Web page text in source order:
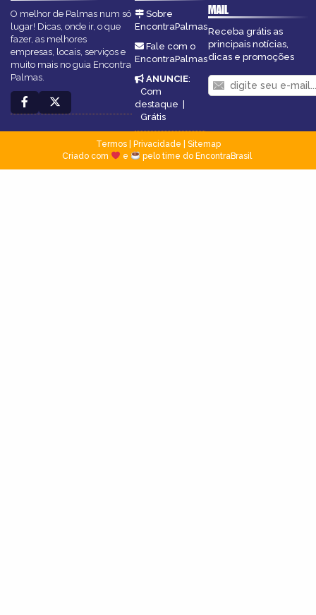
O melhor de Palmas num só
lugar! Dicas, onde ir, o que
fazer, as melhores
empresas, locais, serviços e
muito mais no guia Encontra
Palmas.
Sobre
EncontraPalmas
Fale com o
EncontraPalmas
ANUNCIE:
Com
destaque
Grátis
MAIL
Receba grátis as
principais notícias,
dicas e promoções
Termos| Privacidade
Sitemap
Criado com
e pelo time do EncontraBrasil